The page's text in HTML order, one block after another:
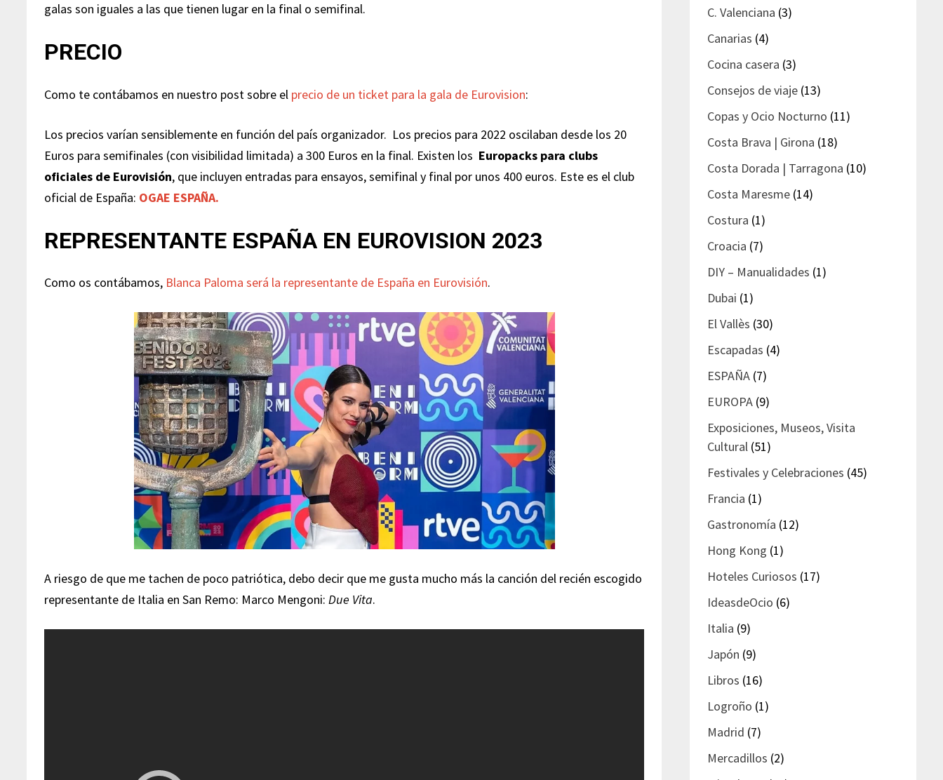
galas son iguales a las que tienen lugar en la final o semifinal.
PRECIO
Como te contábamos en nuestro post sobre el precio de un ticket para la gala de Eurovision:
Los precios varían sensiblemente en función del país organizador. Los precios para 2022 oscilaban desde los 20
Euros para semifinales (con visibilidad limitada) a 300 Euros en la final. Existen los Europacks para clubs
oficiales de Eurovisión, que incluyen entradas para ensayos, semifinal y final por unos 400 euros. Este es el club
oficial de España: OGAE ESPAÑA.
REPRESENTANTE ESPAÑA EN EUROVISION 2023
Como os contábamos, Blanca Paloma será la representante de España en Eurovisión.
A riesgo de que me tachen de poco patriótica, debo decir que me gusta mucho más la canción del recién escogido
representante de Italia en San Remo: Marco Mengoni:Due Vita.
C. Valenciana (3)
Canarias (4)
Cocina casera (3)
Consejos de viaje (13)
Copas y Ocio Nocturno (11)
Costa Brava | Girona (18)
Costa Dorada | Tarragona (10)
Costa Maresme (14)
Costura (1)
Croacia (7)
DIY – Manualidades (1)
Dubai (1)
El Vallès (30)
Escapadas (4)
ESPAÑA (7)
EUROPA (9)
Exposiciones, Museos, Visita
Cultural (51)
Festivales y Celebraciones (45)
Francia (1)
Gastronomía (12)
Hong Kong (1)
Hoteles Curiosos (17)
IdeasdeOcio (6)
Italia (9)
Japón (9)
Libros (16)
Logroño (1)
Madrid (7)
Mercadillos (2)